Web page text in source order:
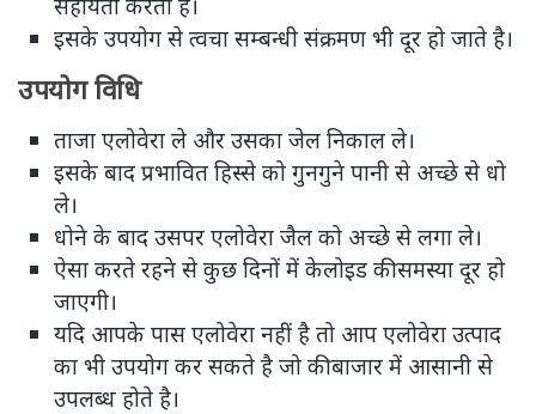
इसके उपयोग से त्वचा सम्बन्धी संक्रमण भी दूर हो जाते है।
उपयोग विधि
ताजा एलोवेरा ले और उसका जेल निकाल ले।
इसके बाद प्रभावित हिस्से को गुनगुने पानी से अच्छे से धो
ले।
धोने के बाद उसपर एलोवेरा जैल को अच्छे से लगा ले।
ऐसा करते रहने से कुछ दिनों में केलोइड की समस्या दूर हो
जाएगी।
यदि आपके पास एलोवेरा नहीं है तो आप एलोवेरा उत्पाद
का भी उपयोग कर सकते है जो की बाजार में आसानी से
उपलब्ध होते है।